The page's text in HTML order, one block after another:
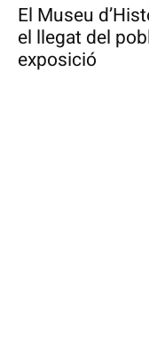
El Museu
el llegat del
exposició